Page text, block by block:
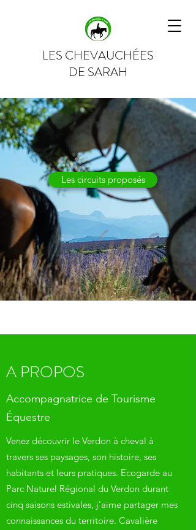
LES CHEVAUCHÉES
DE SARAH
Les circuits proposés
A PROPOS
Accompagnatrice de Tourisme
Équestre
Venez découvrir le Verdon à cheval à
travers ses paysages, son histoire, ses
habitants et leurs pratiques. Ecogarde au
Parc Naturel Régional du Verdon durant
cinq saisons estivales, j'aime partager mes
connaissances du territoire. Cavalière